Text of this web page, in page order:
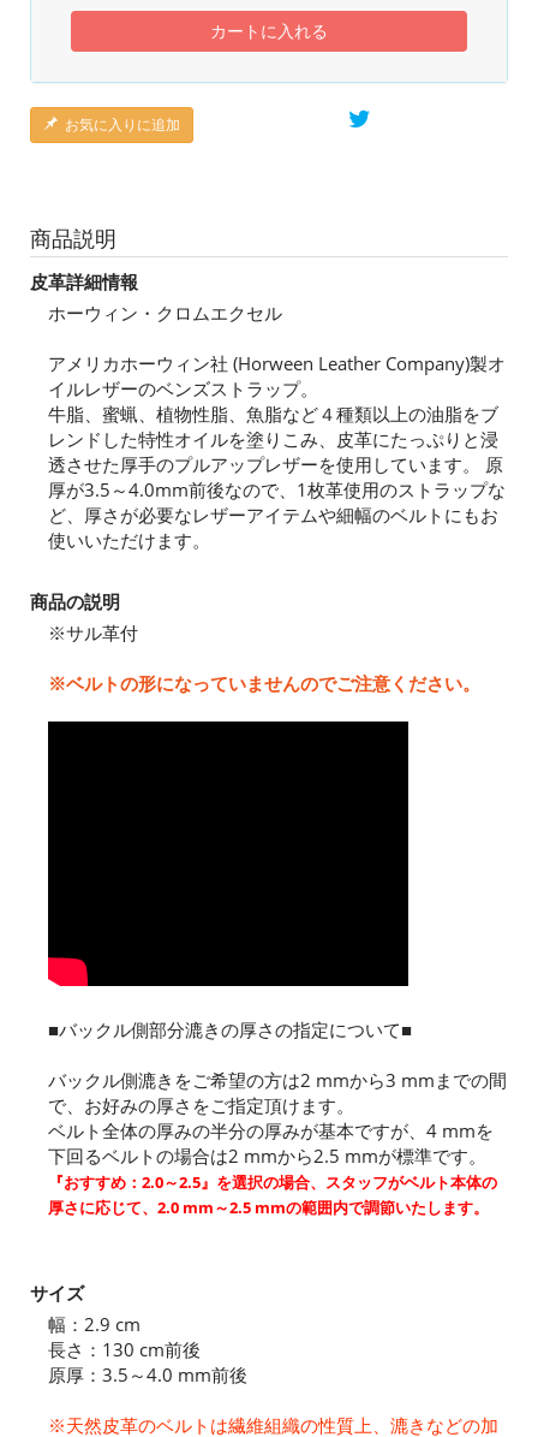
カートに入れる
お気に入りに追加
商品説明
皮革詳細情報
ホーウィン・クロムエクセル
アメリカホーウィン社 (Horween Leather Company)製オ
イルレザーのベンズストラップ。
牛脂、蜜蝋、植物性脂、魚脂など４種類以上の油脂をブ
レンドした特性オイルを塗りこみ、皮革にたっぷりと浸
透させた厚手のプルアップレザーを使用しています。 原
厚が3.5～4.0mm前後なので、1枚革使用のストラップな
ど、厚さが必要なレザーアイテムや細幅のベルトにもお
使いいただけます。
商品の説明
※サル革付
※ベルトの形になっていませんのでご注意ください。
■バックル側部分漉きの厚さの指定について■
バックル側漉きをご希望の方は2 mmから3 mmまでの間
で、お好みの厚さをご指定頂けます。
ベルト全体の厚みの半分の厚みが基本ですが、4 mmを
下回るベルトの場合は2 mmから2.5 mmが標準です。
『おすすめ：2.0～2.5』を選択の場合、スタッフがベルト本体の
厚さに応じて、2.0 mm～2.5 mmの範囲内で調節いたします。
サイズ
幅：2.9 cm
長さ：130 cm前後
原厚：3.5～4.0 mm前後
※天然皮革のベルトは繊維組織の性質上、漉きなどの加